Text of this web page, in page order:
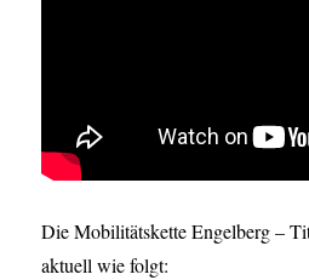
Die Mobilitätskette Engelberg –
aktuell wie folgt: